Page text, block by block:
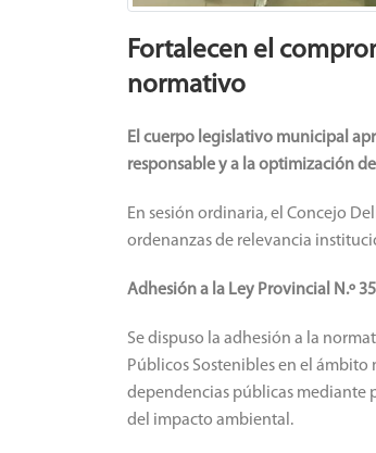
Fortalecen el
normativo
El cuerpo legislativo municipal
responsable y a la optimización
En sesión ordinaria, el Concejo
ordenanzas de relevancia
Adhesión a la Ley Provincial N.º
Se dispuso la adhesión a la
Públicos Sostenibles en el
dependencias públicas mediante
del impacto ambiental.